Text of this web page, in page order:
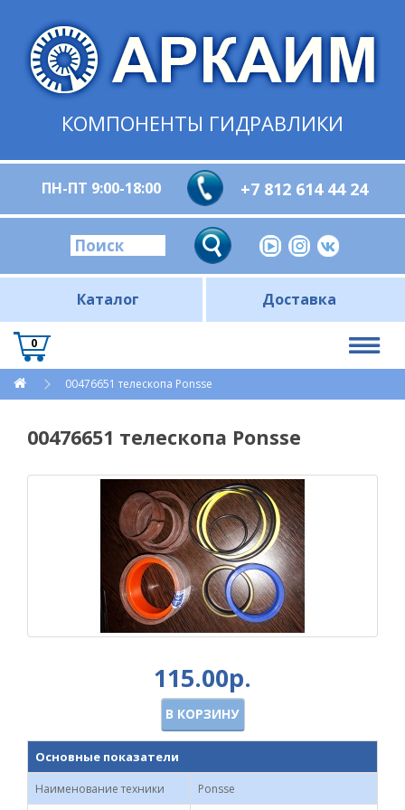
КОМПОНЕНТЫ ГИДРАВЛИКИ
ПН-ПТ 9:00-18:00 +7 812 614 44 24
Каталог Доставка
0
00476651 телескопа Ponsse
00476651 телескопа Ponsse
115.00р.
В КОРЗИНУ
Основные показатели
Наименование техники Ponsse